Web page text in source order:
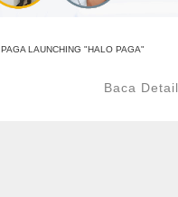
PAGA LAUNCHING "HALO PAGA"
Baca Detail